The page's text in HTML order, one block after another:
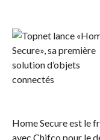
Home Secure est le
avec Chifco pour le